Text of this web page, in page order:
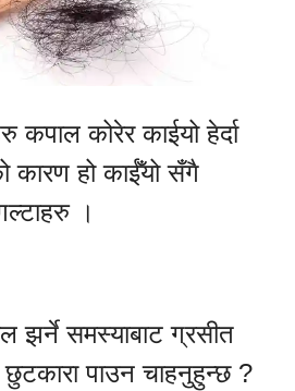
कपाल कोरेर काईयो हेर्दा
कारण हो काईँयो सँगै
।
झर्ने समस्याबाट ग्रसीत
पाउन चाहनुहुन्छ ?